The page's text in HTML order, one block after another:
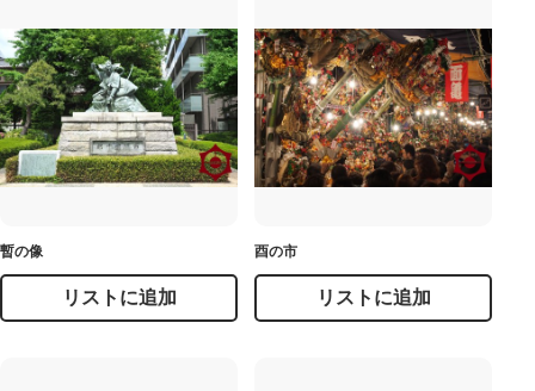
暫の像
リストに追加
酉の市
リストに追加